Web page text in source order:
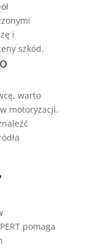
i
szkód.
warto
motoryzacji.
pomaga